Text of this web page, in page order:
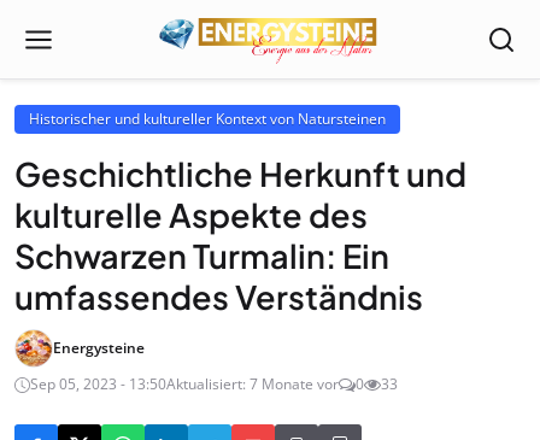
Historischer und kultureller Kontext von Natursteinen
Geschichtliche Herkunft und
kulturelle Aspekte des
Schwarzen Turmalin: Ein
umfassendes Verständnis
Energysteine
Sep 05, 2023 - 13:50Aktualisiert: 7 Monate vor 0 33